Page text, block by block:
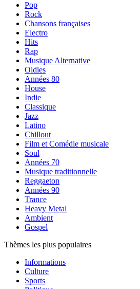
Pop
Rock
Chansons françaises
Electro
Hits
Rap
Musique Alternative
Oldies
Années 80
House
Indie
Classique
Jazz
Latino
Chillout
Film et Comédie musicale
Soul
Années 70
Musique traditionnelle
Reggaeton
Années 90
Trance
Heavy Metal
Ambient
Gospel
Thèmes les plus populaires
Informations
Culture
Sports